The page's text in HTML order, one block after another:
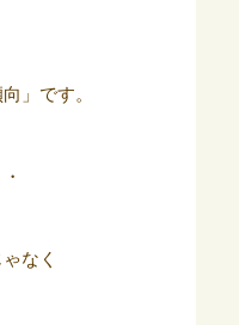
」です。
なく